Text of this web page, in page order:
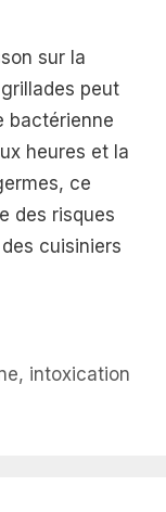
sur la
peut
bactérienne
heures et la
ce
des risques
cuisiniers
, intoxication